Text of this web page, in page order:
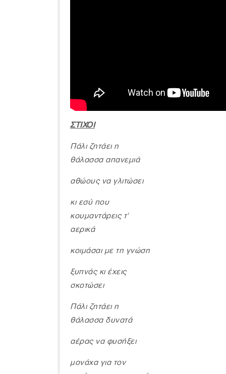
ΣΤΙΧΟΙ
Πάλι ζητάει η
θάλασσα απανεμιά
αθώους να γλιτώσει
κι εσύ που
κουμαντάρεις τ'
αερικά
κοιμάσαι με τη γνώση
ξυπνάς κι έχεις
σκοτώσει
Πάλι ζητάει η
θάλασσα δυνατά
αέρας να φυσήξει
μονάχα για τον